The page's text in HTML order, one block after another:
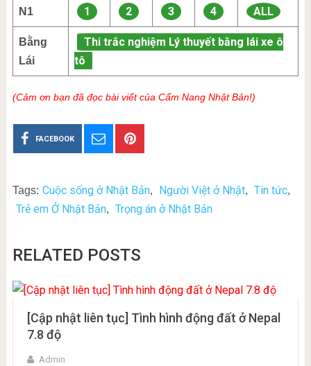
N1 1 2 3 4 ALL
Bằng
Lái
Thi trắc nghiệm Lý thuyết bằng lái xe ô
tô
(Cảm ơn bạn đã đọc bài viết của Cẩm Nang Nhật Bản!)
FACEBOOK
Tags: Cuộc sống ở Nhật Bản, Người Việt ở Nhật, Tin tức,
Trẻ em Ở Nhật Bản, Trọng án ở Nhật Bản
RELATED POSTS
[Cập nhật liên tục] Tình hình động đất ở Nepal
7.8 độ
Admin